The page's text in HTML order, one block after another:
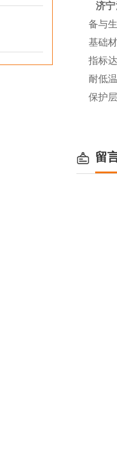
济
备与
基础
指标
耐低
保护
留